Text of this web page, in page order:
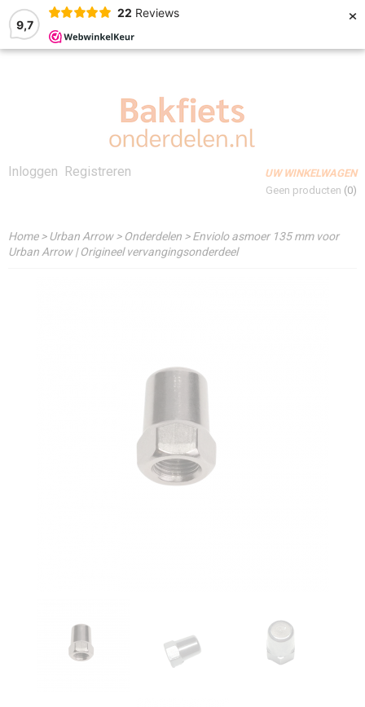
9,7
22 Reviews ×
Inloggen Registreren
UW WINKELWAGEN
Geen producten (0)
Home>Urban Arrow> Onderdelen >Enviolo asmoer 135 mm voor
Urban Arrow | Origineel vervangingsonderdeel